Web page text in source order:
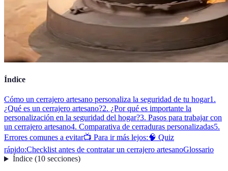
Índice
Cómo un cerrajero artesano personaliza la seguridad de tu hogar1.
¿Qué es un cerrajero artesano?2. ¿Por qué es importante la
personalización en la seguridad del hogar?3. Pasos para trabajar con
un cerrajero artesano4. Comparativa de cerraduras personalizadas5.
Errores comunes a evitar📺 Para ir más lejos:🧠 Quiz
rápido:Checklist antes de contratar un cerrajero artesanoGlossario
Índice(10 secciones)